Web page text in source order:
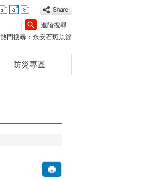
搜
尋
進階搜尋
熱門搜尋： 永安石斑魚節
防災專區